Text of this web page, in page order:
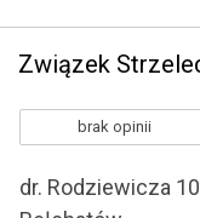
brak opinii
dr. Rodziewicza 10